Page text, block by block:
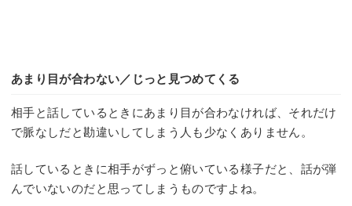
あまり目が合わない／じっと見つめてくる
相手と話しているときにあまり目が合わなければ、それだけ
で脈なしだと勘違いしてしまう人も少なくありません。
話しているときに相手がずっと俯いている様子だと、話が弾
んでいないのだと思ってしまうものですよね。